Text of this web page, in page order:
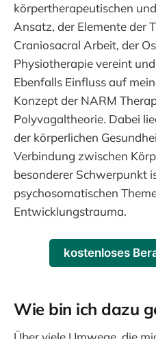
körpertherapeutischen
Ansatz, der Elemente der
Craniosacral Arbeit, der
Physiotherapie vereint
Ebenfalls Einfluss auf
Konzept der NARM
Polyvagaltheorie. Dabei
der körperlichen
Verbindung zwischen
besonderer Schwerpunkt
psychosomatischen
Entwicklungstrauma.
kostenloses
Wie bin ich dazu